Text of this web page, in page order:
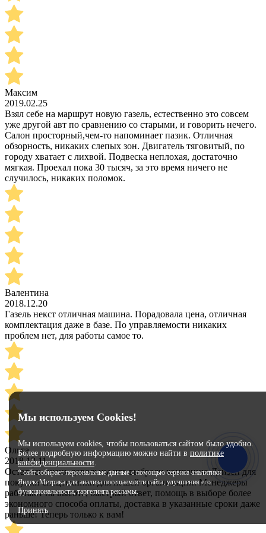
Максим
2019.02.25
Взял себе на маршрут новую газель, естественно это совсем
уже другой авт по сравнению со старыми, и говорить нечего.
Салон просторный,чем-то напоминает пазик. Отличная
обзорность, никаких слепых зон. Двигатель тяговитый, по
городу хватает с лихвой. Подвеска неплохая, достаточно
мягкая. Проехал пока 30 тысяч, за это время ничего не
случилось, никаких поломок.
Валентина
2018.12.20
Газель некст отличная машина. Порадовала цена, отличная
комплектация даже в базе. По управляемости никаких
проблем нет, для работы самое то.
Ольга
2018.12.11
Остались очень довольны что выбрали компанию Дайзен для
покупки спецтехники для нашей организации. Менеджеры
работают на высоте, быстрый ответ, помощь в выборе более
экономного способа оплаты, доставка в указанные сроки даже
раньше! Теперь только к вам!
Мы используем Cookies!
Мы используем cookies, чтобы пользоваться сайтом было удобно.
Более подробную информацию можно найти в политике
конфиденциальности.
* сайт собирает персональные данные с помощью сервиса аналитики
ЯндексМетрика для анализа посещаемости сайта, улучшения его
функциональности, таргетинга рекламы.
Принять